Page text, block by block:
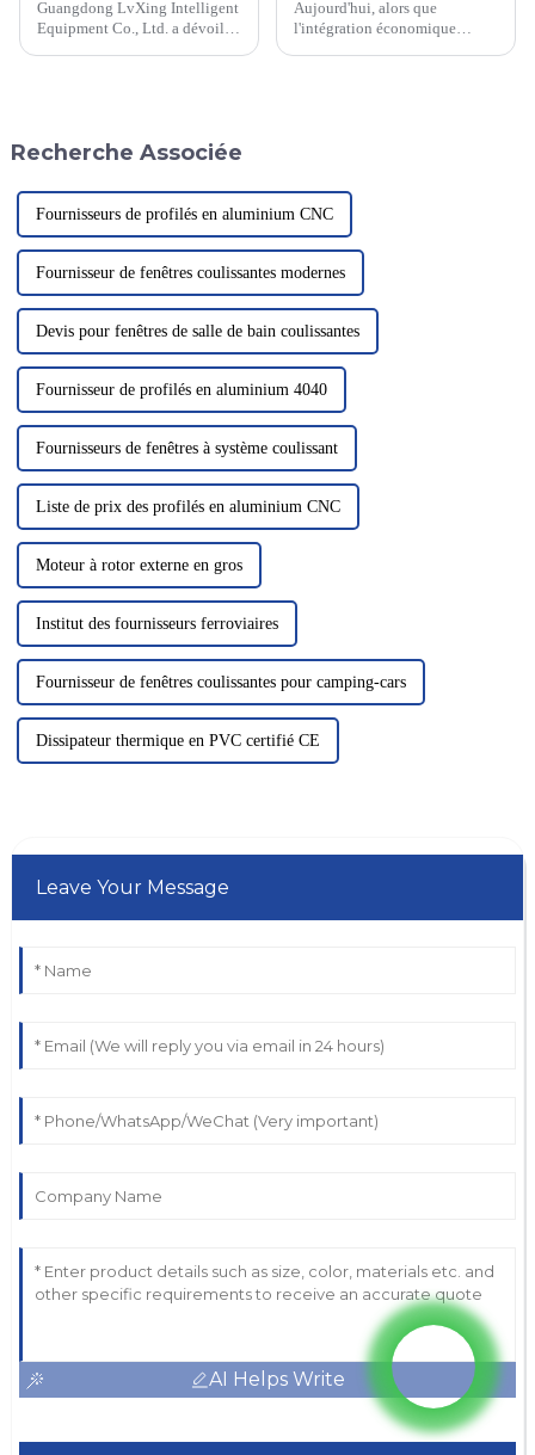
Guangdong LvXing Intelligent
Equipment Co., Ltd. a dévoilé
la construction des héliports.
Aujourd'hui, alors que
l'intégration économique
avec ...
Recherche Associée
Fournisseurs de profilés en aluminium CNC
Fournisseur de fenêtres coulissantes modernes
Devis pour fenêtres de salle de bain coulissantes
Fournisseur de profilés en aluminium 4040
Fournisseurs de fenêtres à système coulissant
Liste de prix des profilés en aluminium CNC
Moteur à rotor externe en gros
Institut des fournisseurs ferroviaires
Fournisseur de fenêtres coulissantes pour camping-cars
Dissipateur thermique en PVC certifié CE
Leave Your Message
AI Helps Write